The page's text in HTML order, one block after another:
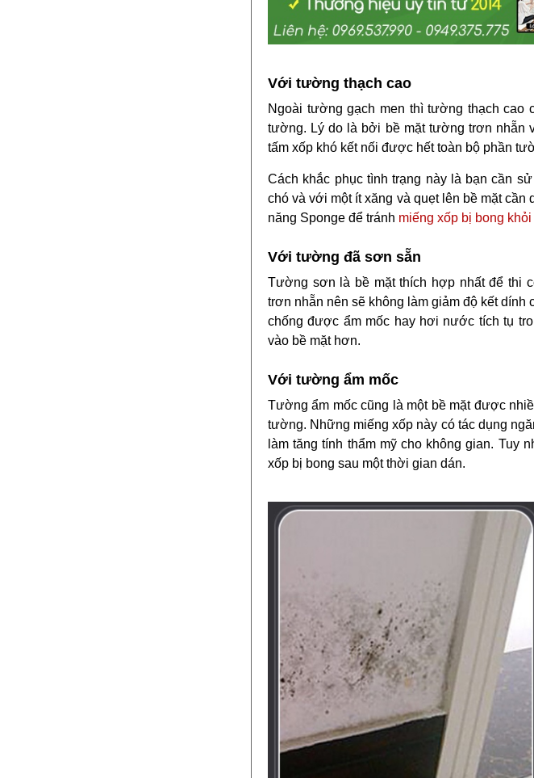
Với tường thạch cao
Ngoài tường gạch men thì tường thạch cao
tường. Lý do là bởi bề mặt tường trơn nhẵn
tấm xốp khó kết nối được hết toàn bộ phần
Cách khắc phục tình trạng này là bạn cần
chó và với một ít xăng và quẹt lên bề mặt
năng Sponge để tránh miếng xốp bị bong
Với tường đã sơn sẵn
Tường sơn là bề mặt thích hợp nhất để thi
trơn nhẵn nên sẽ không làm giảm độ kết
chống được ẩm mốc hay hơi nước tích tụ
vào bề mặt hơn.
Với tường ẩm mốc
Tường ẩm mốc cũng là một bề mặt được
tường. Những miếng xốp này có tác dụng
làm tăng tính thẩm mỹ cho không gian. Tuy
xốp bị bong sau một thời gian dán.